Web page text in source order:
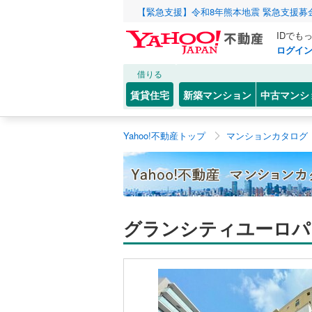
【緊急支援】令和8年熊本地震 緊急支援
IDでも
ログイン
借りる
賃貸住宅 新築マンション 中古マンシ
Yahoo!不動産トップ マンションカタログ
グランシティユーロ